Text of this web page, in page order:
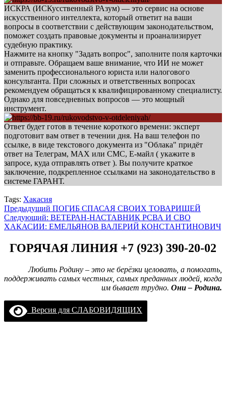
ИСКРА (ИСКусственный РАзум) — это сервис на основе
искусственного интеллекта, который ответит на ваши
вопросы в соответствии с действующим законодательством,
поможет создать правовые документы и проанализирует
судебную практику.
Нажмите на кнопку "Задать вопрос", заполните поля карточки
и отправьте. Обращаем ваше внимание, что ИИ не может
заменить профессионального юриста или налогового
консультанта. При сложных и ответственных вопросах
рекомендуем обращаться к квалифицированному специалисту.
Однако для повседневных вопросов — это мощный
инструмент.
Ответ будет готов в течение короткого времени: эксперт
подготовит вам ответ в течении дня. На ваш телефон по
ссылке, в виде текстового документа из "Облака" придёт
ответ на Телеграм, МАХ или СМС, Е-майл ( укажите в
запросе, куда отправлять ответ ). Вы получите краткое
заключение, подкрепленное ссылками на законодательство в
системе ГАРАНТ.
Tags: Хакасия
Навигация
записи
Предыдущий ПОГИБ СПАСАЯ СВОИХ ТОВАРИЩЕЙ
Следующий: ВЕТЕРАН-НАСТАВНИК РСВА И СВО
ХАКАСИИ: ЕМЕЛЬЯНОВ ВАЛЕРИЙ КОНСТАНТИНОВИЧ
ГОРЯЧАЯ ЛИНИЯ +7 (923) 390-20-02
Любить Родину – это не берёзки целовать, а помогать,
поддерживать самых честных, самых преданных людей, когда
им бывает трудно. Они – Родина.
Версия для СЛАБОВИДЯЩИХ